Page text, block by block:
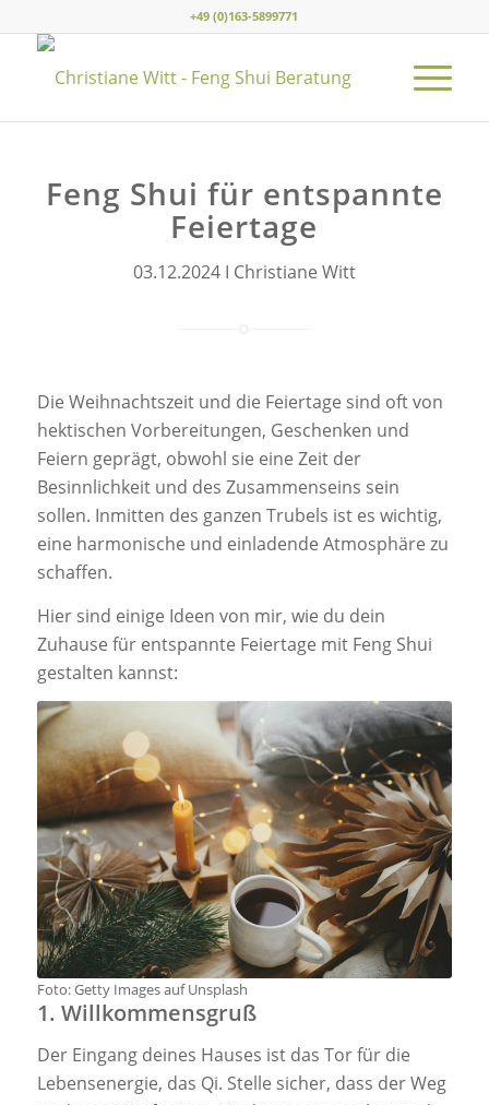
+49 (0)163-5899771
Feng Shui für entspannte
Feiertage
03.12.2024 I Christiane Witt
Die Weihnachtszeit und die Feiertage sind oft von
hektischen Vorbereitungen, Geschenken und
Feiern geprägt, obwohl sie eine Zeit der
Besinnlichkeit und des Zusammenseins sein
sollen. Inmitten des ganzen Trubels ist es wichtig,
eine harmonische und einladende Atmosphäre zu
schaffen.
Hier sind einige Ideen von mir, wie du dein
Zuhause für entspannte Feiertage mit Feng Shui
gestalten kannst:
Foto: Getty Images auf Unsplash
1. Willkommensgruß
Der Eingang deines Hauses ist das Tor für die
Lebensenergie, das Qi. Stelle sicher, dass der Weg